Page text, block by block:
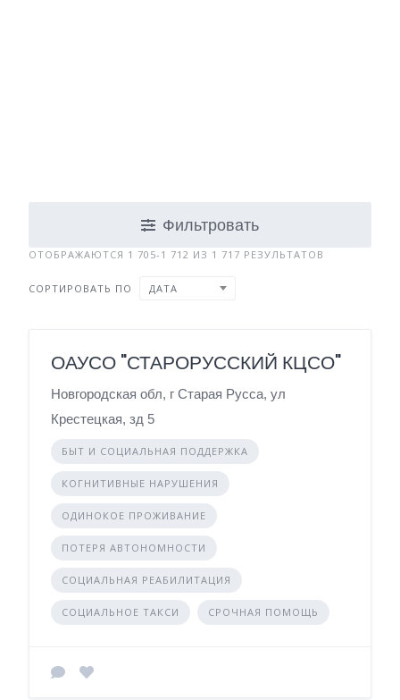
Фильтровать
ОТОБРАЖАЮТСЯ 1 705-1 712 ИЗ 1 717 РЕЗУЛЬТАТОВ
СОРТИРОВАТЬ ПО ДАТА
ОАУСО "СТАРОРУССКИЙ КЦСО"
Новгородская обл, г Старая Русса, ул
Крестецкая, зд 5
БЫТ И СОЦИАЛЬНАЯ ПОДДЕРЖКА
КОГНИТИВНЫЕ НАРУШЕНИЯ
ОДИНОКОЕ ПРОЖИВАНИЕ
ПОТЕРЯ АВТОНОМНОСТИ
СОЦИАЛЬНАЯ РЕАБИЛИТАЦИЯ
СОЦИАЛЬНОЕ ТАКСИ СРОЧНАЯ ПОМОЩЬ